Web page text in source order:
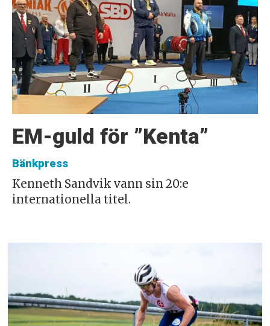
EM-guld för ”Kenta”
Bänkpress
Kenneth Sandvik vann sin 20:e
internationella titel.